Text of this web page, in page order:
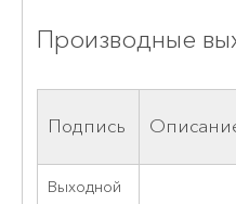
Производные
Подпись
Выходной